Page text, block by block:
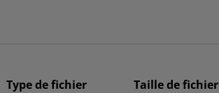
Type de fichier
Taille de fichier